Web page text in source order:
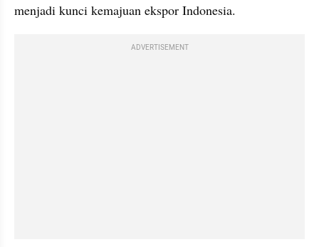
menjadi kunci kemajuan ekspor Indonesia.
ADVERTISEMENT